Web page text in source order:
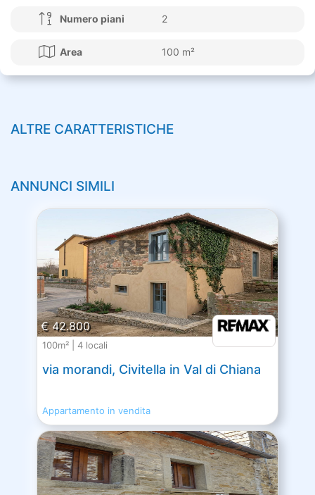
Numero piani 2
Area 100 m²
ALTRE CARATTERISTICHE
ANNUNCI SIMILI
€ 42.800
100m² | 4 locali
via morandi, Civitella in Val di Chiana
Appartamento in vendita